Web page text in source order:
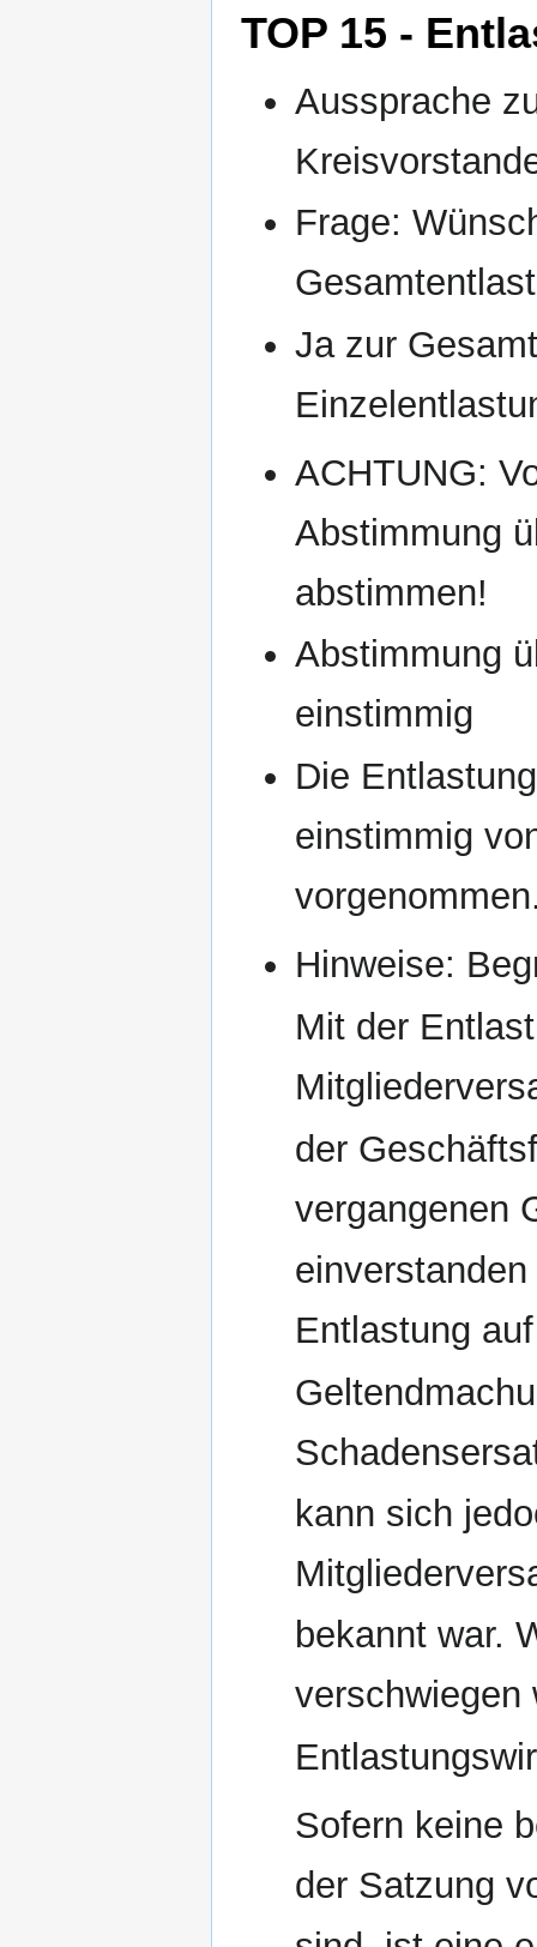
TOP 15 -
Aussprache
Frage:
Ja zur
ACHTUNG:
Abstimmung
abstimmen!
Abstimmung
einstimmig
Die
einstimmig
Hinweise:
Mit der
der
vergangenen
Entlastung
kann sich
bekannt war.
verschwiegen
Sofern keine
der Satzung